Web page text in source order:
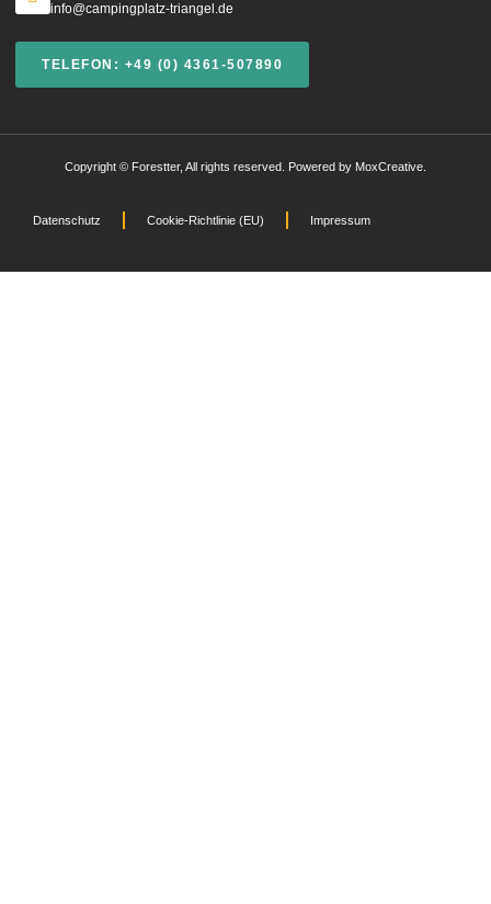
info@campingplatz-triangel.de
TELEFON: +49 (0) 4361-507890
Copyright © Forestter, All rights reserved. Powered by MoxCreative.
Datenschutz Cookie-Richtlinie (EU) Impressum